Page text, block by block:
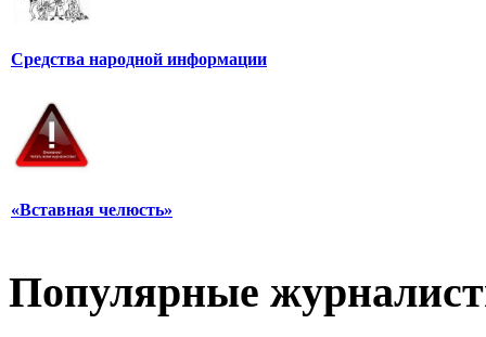
Средства народной информации
«Вставная челюсть»
Популярные